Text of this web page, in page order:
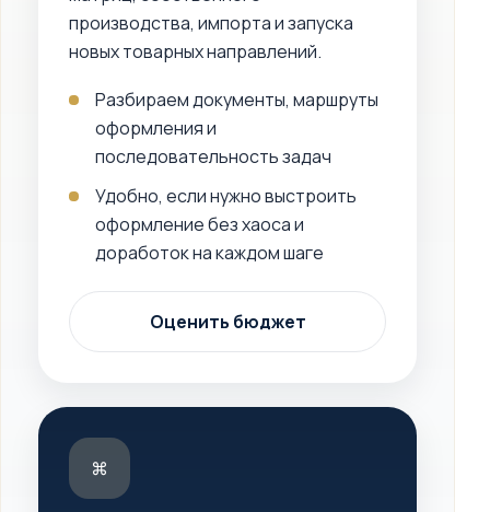
производства, импорта и запуска
новых товарных направлений.
Разбираем документы, маршруты
оформления и
последовательность задач
Удобно, если нужно выстроить
оформление без хаоса и
доработок на каждом шаге
Оценить бюджет
⌘